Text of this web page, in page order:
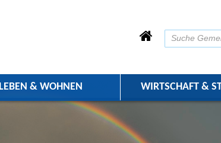
LEBEN & WOHNEN WIRTSCHAFT &